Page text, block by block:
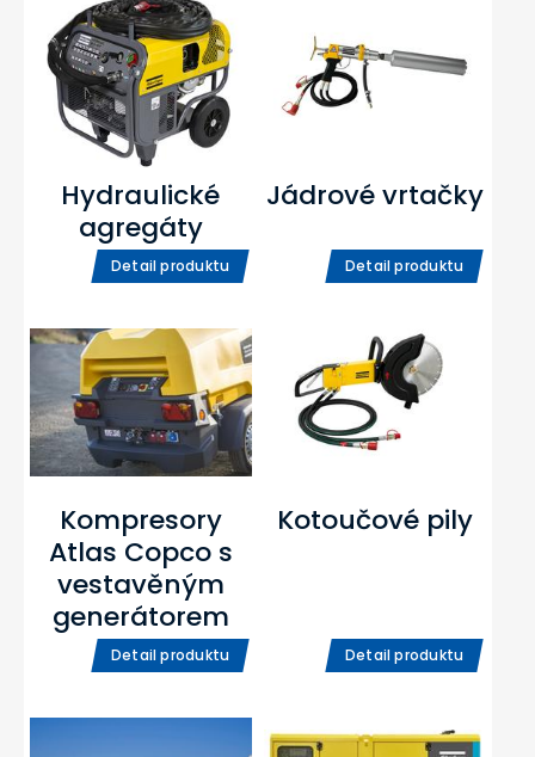
Hydraulické
agregáty
Detail produktu
Jádrové vrtačky
Detail produktu
Kompresory
Atlas Copco s
vestavěným
generátorem
Detail produktu
Kotoučové pily
Detail produktu